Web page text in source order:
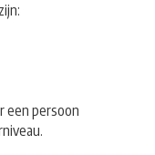
een persoon